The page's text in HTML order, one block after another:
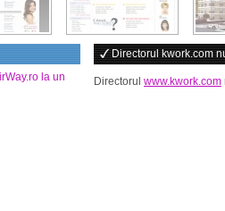
la un
Directorul kwork.com
Directorul www.kwork.com